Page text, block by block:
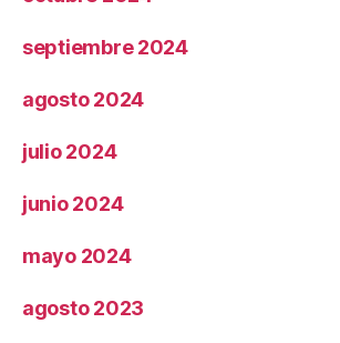
septiembre 2024
agosto 2024
julio 2024
junio 2024
mayo 2024
agosto 2023